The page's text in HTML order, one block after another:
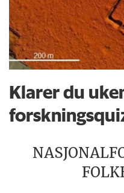
Klarer du